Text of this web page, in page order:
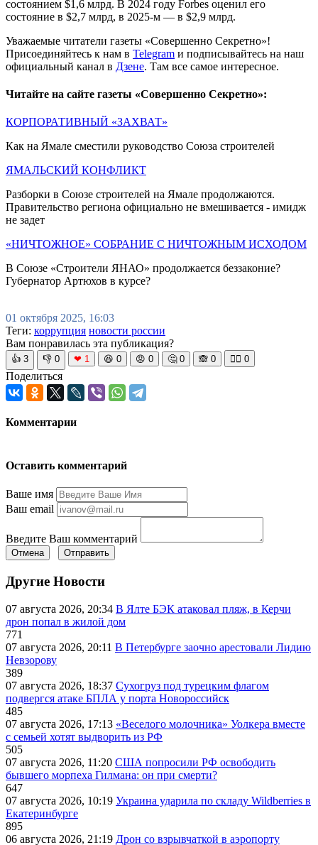
состоянием $1,6 млрд. В 2024 году Forbes оценил его
состояние в $2,7 млрд, в 2025-м — в $2,9 млрд.
Уважаемые читатели газеты «Совершенно Секретно»!
Присоединяйтесь к нам в Telegram и подписывайтесь на наш
официальный канал в Дзене. Там все самое интересное.
Читайте на сайте газеты «Совершенно Секретно»:
КОРПОРАТИВНЫЙ «ЗАХВАТ»
Как на Ямале сместили руководство Союза строителей
ЯМАЛЬСКИЙ КОНФЛИКТ
Разборки в Союзе строителей на Ямале продолжаются.
Правительство региона официально не вмешивается - имидж
не задет
«НИЧТОЖНОЕ» СОБРАНИЕ С НИЧТОЖНЫМ ИСХОДОМ
В Союзе «Строители ЯНАО» продолжается беззаконие?
Губернатор Артюхов в курсе?
01 октября 2025, 16:03
Теги: коррупция новости россии
Вам понравилась эта публикация?
👍 3 👎 0 ❤ 1 😆 0 😡 0 🤔 0 🙈 0 🧘‍♀️ 0
Поделиться
Комментарии
Оставить комментарий
Ваше имя
Ваш email
Введите Ваш комментарий
Отмена Отправить
Другие Новости
07 августа 2026, 20:34 В Ялте БЭК атаковал пляж, в Керчи
дрон попал в жилой дом
771
07 августа 2026, 20:11 В Петербурге заочно арестовали Лидию
Невзорову
389
07 августа 2026, 18:37 Сухогруз под турецким флагом
подвергся атаке БПЛА у порта Новороссийск
485
07 августа 2026, 17:13 «Веселого молочника» Уолкера вместе
с семьей хотят выдворить из РФ
505
07 августа 2026, 11:20 США попросили РФ освободить
бывшего морпеха Гилмана: он при смерти?
647
07 августа 2026, 10:19 Украина ударила по складу Wildberries в
Екатеринбурге
895
06 августа 2026, 21:19 Дрон со взрывчаткой в аэропорту